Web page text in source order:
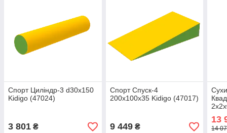
Спорт Циліндр-3 d30х150
Kidigo (47024)
3 801 ₴
Спорт Спуск-4
200х100х35 Kidigo (47017)
9 449₴
13
14